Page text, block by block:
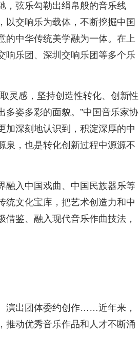
，弦乐勾勒出绢帛般的音乐线
交响乐为载体，不断挖掘中国
的中华传统美学融为一体。在上
响乐团、深圳交响乐团等多个乐
灵感，坚持创造性转化、创新性
多姿多彩的面貌。”中国音乐家协
加深刻地认识到，积淀深厚的中
泉，也是转化创新过程中源源不
融入中国戏曲、中国民族器乐等
文化宝库，把艺术创造力和中
鉴、融入现代音乐作曲技法，
演出团体委约创作……近年来，
推动优秀音乐作品和人才不断涌